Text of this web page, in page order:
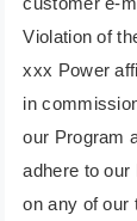
Violation of
xxx Power
in
our Program
adhere to our
on any of our